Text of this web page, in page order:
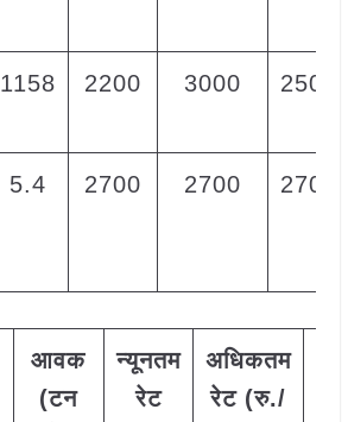
1158 2200 3000 2500
5.4 2700 2700 2700
आवक
(टन
न्यूनतम
रेट
अधिकतम
रेट (रु./